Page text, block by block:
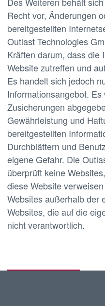
Recht vor, Änderungen
bereitgestellten
Outlast Technologies
Kräften darum, dass die
Website zutreffen und
Es handelt sich jedoch
Informationsangebot.
Zusicherungen
Gewährleistung und
bereitgestellten
Durchblättern und
eigene Gefahr. Die
überprüft keine
diese Website
Websites außerhalb der
Websites, die auf die
nicht verantwortlich.